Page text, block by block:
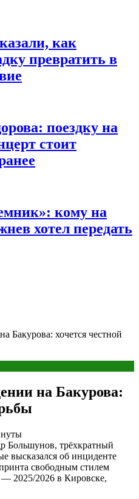
как
превратить в
поездку на
стоит
кому на
хотел передать
Бакурова: хочется честной
на Бакурова:
Большунов, трёхкратный
высказался об инциденте
свободным стилем
— 2025/2026 в Кировске,